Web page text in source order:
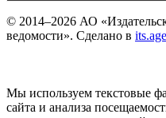
© 2014–2026 АО
ведомости». Сделано в
Мы используем текстовые
сайта и анализа